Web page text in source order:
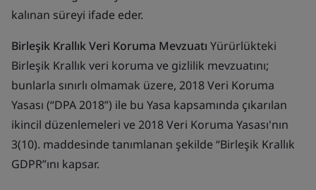
kalınan süreyi ifade eder.
Birleşik Krallık Veri Koruma Mevzuatı Yürürlükteki
Birleşik Krallık veri koruma ve gizlilik mevzuatını;
bunlarla sınırlı olmamak üzere, 2018 Veri Koruma
Yasası (“DPA 2018”) ile bu Yasa kapsamında çıkarılan
ikincil düzenlemeleri ve 2018 Veri Koruma Yasası'nın
3(10). maddesinde tanımlanan şekilde “Birleşik Krallık
GDPR”ını kapsar.